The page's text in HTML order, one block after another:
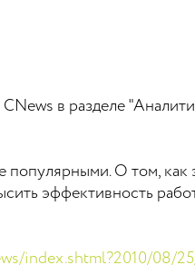
в разделе
О том, как
эффективность
index.shtml?2010/08/